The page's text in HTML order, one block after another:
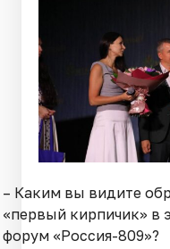
– Каким вы видите
«первый кирпичик» в
форум «Россия-809»?